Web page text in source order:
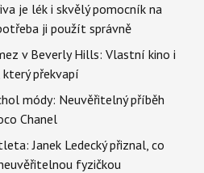
je lék i skvělý pomocník na
ji použít správně
v Beverly Hills: Vlastní kino i
který překvapí
módy: Neuvěřitelný příběh
Chanel
Janek Ledecký přiznal, co
fyzičkou